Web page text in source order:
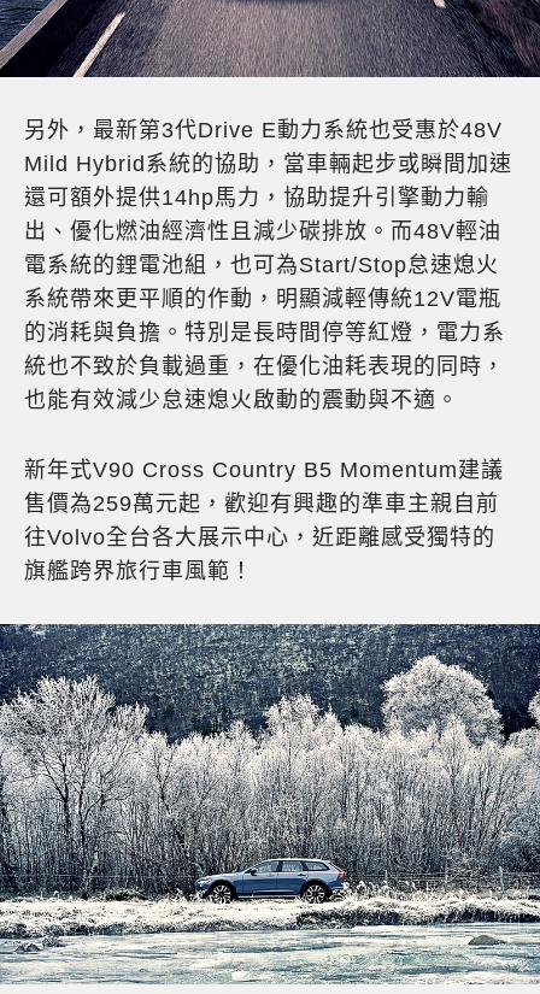
另外，最新第3代Drive E動力系統也受惠於48V
Mild Hybrid系統的協助，當車輛起步或瞬間加速
還可額外提供14hp馬力，協助提升引擎動力輸
出、優化燃油經濟性且減少碳排放。而48V輕油
電系統的鋰電池組，也可為Start/Stop怠速熄火
系統帶來更平順的作動，明顯減輕傳統12V電瓶
的消耗與負擔。特別是長時間停等紅燈，電力系
統也不致於負載過重，在優化油耗表現的同時，
也能有效減少怠速熄火啟動的震動與不適。
新年式V90 Cross Country B5 Momentum建議
售價為259萬元起，歡迎有興趣的準車主親自前
往Volvo全台各大展示中心，近距離感受獨特的
旗艦跨界旅行車風範！